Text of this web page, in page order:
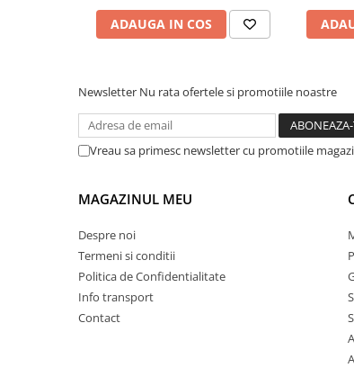
Vase & ustensile pentru gatit
Oale sub presiune
Ustensile bucatarie
Accesorii pentru bucatarie
Suporturi si accesorii de bucatarie
Living & hol
Mobila living
ADAUGA IN COS
Newsletter Nu rata ofertele si promotiile noastre
Vreau sa primesc newsletter cu promotiile
MAGAZINUL MEU
Despre noi
Termeni si conditii
Politica de Confidentialitate
Info transport
Contact